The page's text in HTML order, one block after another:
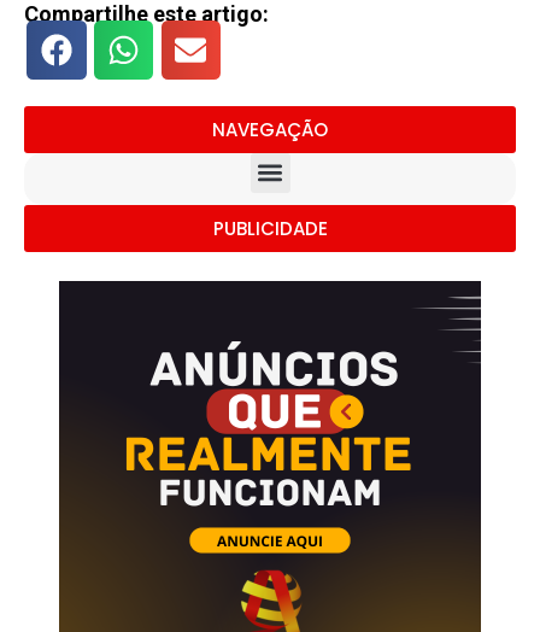
Compartilhe este artigo:
NAVEGAÇÃO
PUBLICIDADE